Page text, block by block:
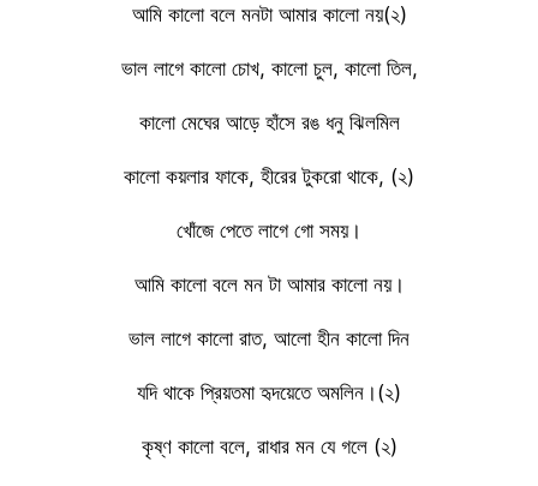
আমি কালো বলে মনটা আমার কালো নয়(২)
ভাল লাগে কালো চোখ, কালো চুল, কালো তিল,
কালো মেঘের আড়ে হাঁসে রঙ ধনু ঝিলমিল
কালো কয়লার ফাকে, হীরের টুকরো থাকে, (২)
খোঁজে পেতে লাগে গো সময়।
আমি কালো বলে মন টা আমার কালো নয়।
ভাল লাগে কালো রাত, আলো হীন কালো দিন
যদি থাকে প্রিয়তমা হৃদয়েতে অমলিন।(২)
কৃষ্ণ কালো বলে, রাধার মন যে গলে (২)